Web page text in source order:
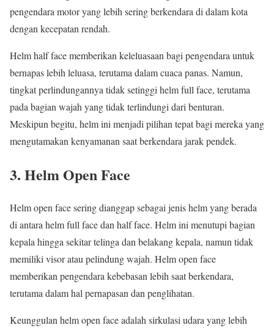
pengendara motor yang lebih sering berkendara di dalam kota
dengan kecepatan rendah.
Helm half face memberikan keleluasaan bagi pengendara untuk
bernapas lebih leluasa, terutama dalam cuaca panas. Namun,
tingkat perlindungannya tidak setinggi helm full face, terutama
pada bagian wajah yang tidak terlindungi dari benturan.
Meskipun begitu, helm ini menjadi pilihan tepat bagi mereka yang
mengutamakan kenyamanan saat berkendara jarak pendek.
3. Helm Open Face
Helm open face sering dianggap sebagai jenis helm yang berada
di antara helm full face dan half face. Helm ini menutupi bagian
kepala hingga sekitar telinga dan belakang kepala, namun tidak
memiliki visor atau pelindung wajah. Helm open face
memberikan pengendara kebebasan lebih saat berkendara,
terutama dalam hal pernapasan dan penglihatan.
Keunggulan helm open face adalah sirkulasi udara yang lebih